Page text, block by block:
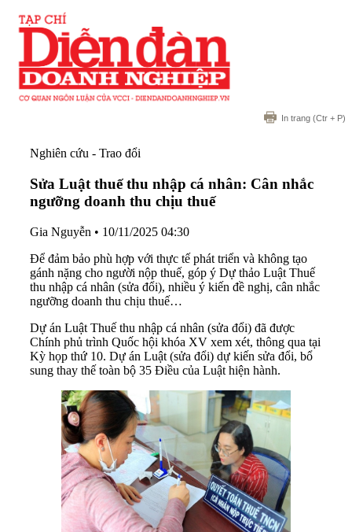
In trang (Ctr + P)
Nghiên cứu - Trao đổi
Sửa Luật thuế thu nhập cá nhân: Cân nhắc
ngưỡng doanh thu chịu thuế
Gia Nguyễn • 10/11/2025 04:30
Để đảm bảo phù hợp với thực tế phát triển và không tạo
gánh nặng cho người nộp thuế, góp ý Dự thảo Luật Thuế
thu nhập cá nhân (sửa đổi), nhiều ý kiến đề nghị, cân nhắc
ngưỡng doanh thu chịu thuế…
Dự án Luật Thuế thu nhập cá nhân (sửa đổi) đã được
Chính phủ trình Quốc hội khóa XV xem xét, thông qua tại
Kỳ họp thứ 10. Dự án Luật (sửa đổi) dự kiến sửa đổi, bổ
sung thay thế toàn bộ 35 Điều của Luật hiện hành.